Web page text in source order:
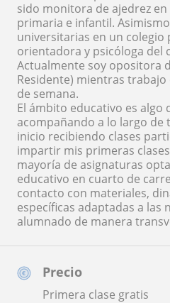
Precio
Primera clase gratis
sido monitora de ajedrez
primaria e infantil.
universitarias en un colegio
orientadora y psicóloga del
Actualmente soy opositora
Residente) mientras
de semana.
El ámbito educativo es algo
acompañando a lo largo de
inicio recibiendo clases
impartir mis primeras
mayoría de asignaturas
educativo en cuarto de
contacto con materiales,
específicas adaptadas a las
alumnado de manera